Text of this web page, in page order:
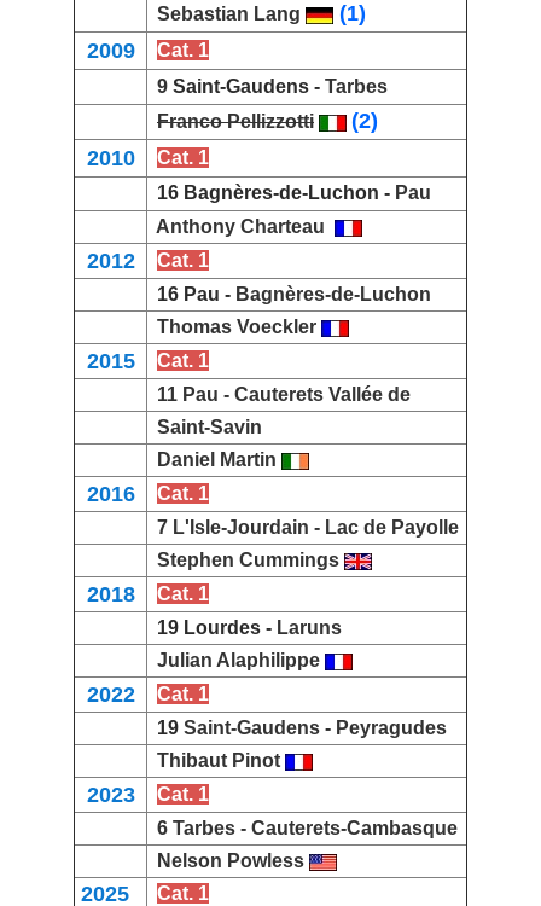
Sebastian Lang
(1)
2009
Cat. 1
9 Saint-Gaudens - Tarbes
Franco Pellizzotti
(2)
2010
Cat. 1
16 Bagnères-de-Luchon - Pau
Anthony Charteau
2012
Cat. 1
16 Pau - Bagnères-de-Luchon
Thomas Voeckler
2015
Cat. 1
11 Pau - Cauterets Vallée de
Saint-Savin
Daniel Martin
2016
Cat. 1
7 L'Isle-Jourdain - Lac de Payolle
Stephen Cummings
2018
Cat. 1
19 Lourdes - Laruns
Julian Alaphilippe
2022
Cat. 1
19 Saint-Gaudens - Peyragudes
Thibaut Pinot
2023
Cat. 1
6 Tarbes - Cauterets-Cambasque
Nelson Powless
2025 Cat. 1